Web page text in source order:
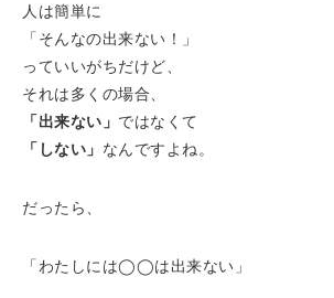
人は簡単に
「そんなの出来ない！」
っていいがちだけど、
それは多くの場合、
「出来ない」 ではなくて
「しない」 なんですよね。
だったら、
「わたしには◯◯は出来ない」